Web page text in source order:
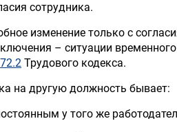
сотрудника.
изменение только с
– ситуации
72.2 Трудового кодекса.
на другую должность бывает:
у того же